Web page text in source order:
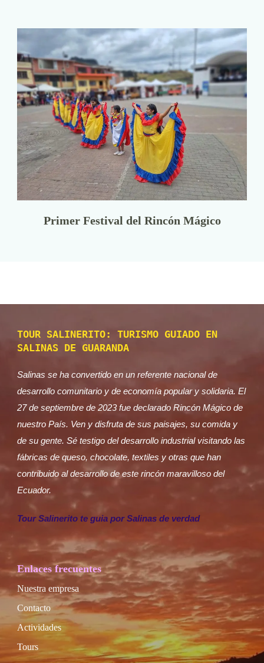
Primer Festival del Rincón Mágico
TOUR SALINERITO: TURISMO GUIADO EN
SALINAS DE GUARANDA
Salinas se ha convertido en un referente nacional de
desarrollo comunitario y de economía popular y solidaria. El
27 de septiembre de 2023 fue declarado Rincón Mágico de
nuestro País. Ven y disfruta de sus paisajes, su comida y
de su gente. Sé testigo del desarrollo industrial visitando las
fábricas de queso, chocolate, textiles y otras que han
contribuido al desarrollo de este rincón maravilloso del
Ecuador.
Tour Salinerito te guia por Salinas de verdad
Enlaces frecuentes
Nuestra empresa
Contacto
Actividades
Tours